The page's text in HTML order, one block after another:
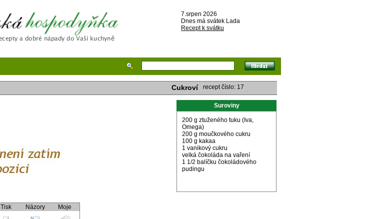
Česká hospodyňka
7.srpen 2026
Dnes má svátek Lada
Recept k svátku
Cukroví recept číslo: 17
Tisk Názory Moje
Suroviny
200 g ztuženého tuku (Iva,
Omega)
200 g moučkového cukru
100 g kakaa
1 vanikový cukru
velká čokoláda na vaření
1 1/2 balíčku čokoládového
pudingu